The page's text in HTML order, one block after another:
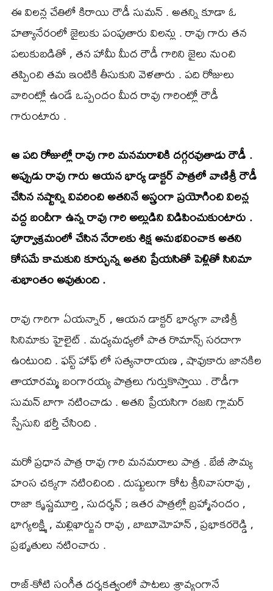
ఈ విలన్ల చేతిలో కిరాయి రౌడీ సుమన్ . అతన్ని కూడా ఓ
హత్యానేరంలో జైలుకు పంపుతారు విలన్లు . రావు గారు తన
పలుకుబడితో , తన హామీ మీద రౌడీ గారిని జైలు నుంచి
తప్పించి తమ ఇంటికి తీసుకుని వెళతారు . పది రోజులు
వారింట్లో ఉండే ఒప్పందం మీద రావు గారింట్లో రౌడీ
గారుంటారు .
ఆ పది రోజుల్లో రావు గారి మనమరాలికి దగ్గరవుతాడు రౌడీ .
అప్పుడు రావు గారు ఆయన భార్య డాక్టర్ పాత్రలో వాణిశ్రీ రౌడీ
చేసిన నష్టాన్ని వివరించి అతనినే అస్త్రంగా ప్రయోగించి విలన్ల
వద్ద బందీగా ఉన్న రావు గారి అల్లుడిని విడిపించుకుంటారు .
పూర్వాశ్రమంలో చేసిన నేరాలకు శిక్ష అనుభవించాక అతని
కోసమే కాచుకుని కూర్చున్న అతని ప్రేయసితో పెళ్లితో సినిమా
శుభాంతం అవుతుంది .
రావు గారిగా ఏయన్నార్ , ఆయన డాక్టర్ భార్యగా వాణిశ్రీ
సినిమాకు హైలైట్ . మధ్యమధ్యలో పాత రొమాన్స్ సరదాగా
ఉంటుంది . ఫస్ట్ హాఫ్ లో సత్యనారాయణ , షావుకారు జానకిల
తాయారమ్మ బంగారయ్య పాత్రలు గుర్తుకొస్తాయి . రౌడీగా
సుమన్ బాగా నటించాడు . అతని ప్రేయసిగా రజని గ్లామర్
స్పేసుని భర్తీ చేసింది .
మరో ప్రధాన పాత్ర రావు గారి మనమరాలు పాత్ర . బేబీ సౌమ్య
హంస చక్కగా నటించింది . దుష్టులుగా కోట శ్రీనివాసరావు ,
రాజా కృష్ణమూర్తి , సుదర్శన్ ; ఇతర పాత్రల్లో బ్రహ్మానందం ,
భాగ్యలక్ష్మి , మల్లిఖార్జున రావు , బాబూమోహన్ , ప్రభాకరరెడ్డి ,
ప్రభృతులు నటించారు .
రాజ్-కోటి సంగీత దర్శకత్వంలో పాటలు శ్రావ్యంగానే